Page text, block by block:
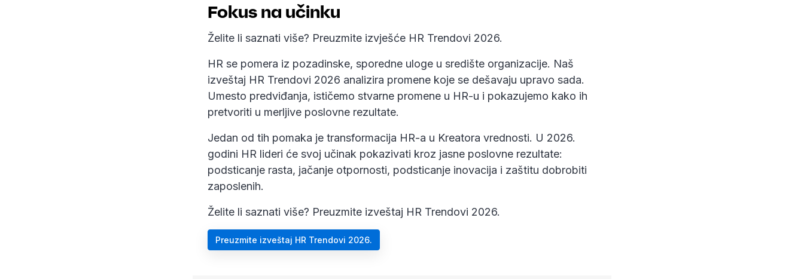
Fokus na učinku
Želite li saznati više? Preuzmite izvješće HR Trendovi 2026.
HR se pomera iz pozadinske, sporedne uloge u središte organizacije. Naš
izveštaj HR Trendovi 2026 analizira promene koje se dešavaju upravo sada.
Umesto predviđanja, ističemo stvarne promene u HR-u i pokazujemo kako ih
pretvoriti u merljive poslovne rezultate.
Jedan od tih pomaka je transformacija HR-a u Kreatora vrednosti. U 2026.
godini HR lideri će svoj učinak pokazivati kroz jasne poslovne rezultate:
podsticanje rasta, jačanje otpornosti, podsticanje inovacija i zaštitu dobrobiti
zaposlenih.
Želite li saznati više? Preuzmite izveštaj HR Trendovi 2026.
Preuzmite izveštaj HR Trendovi 2026.